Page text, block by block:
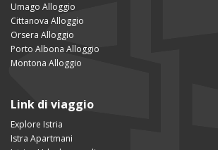
Umago Alloggio
Cittanova Alloggio
Orsera Alloggio
Porto Albona Alloggio
Montona Alloggio
Link di viaggio
Explore Istria
Istra Apartmani